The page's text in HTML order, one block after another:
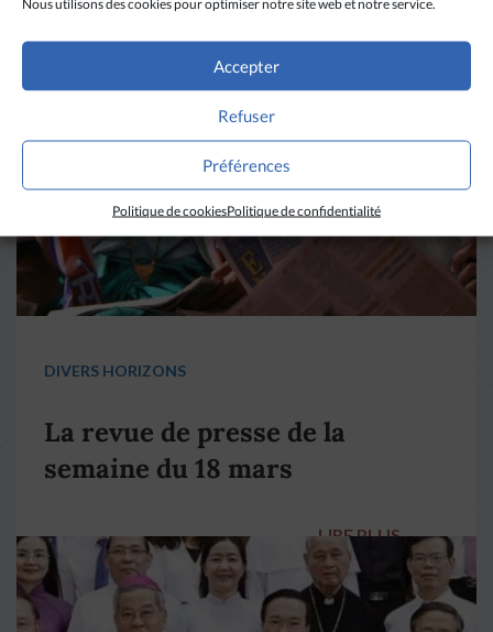
Accepter
Refuser
Préférences
Politique de cookiesPolitique de confidentialité
DIVERS HORIZONS
La revue de presse de la
semaine du 18 mars
LIRE PLUS →